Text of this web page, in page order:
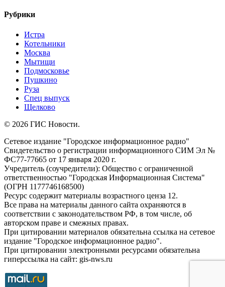
Рубрики
Истра
Котельники
Москва
Мытищи
Подмосковье
Пушкино
Руза
Спец выпуск
Щелково
© 2026 ГИС Новости.
Сетевое издание "Городское информационное радио"
Свидетельство о регистрации информационного СИМ Эл №
ФС77-77665 от 17 января 2020 г.
Учредитель (соучредители): Общество с ограниченной
ответственностью "Городская Информационная Система"
(ОГРН 1177746168500)
Ресурс содержит материалы возрастного ценза 12.
Все права на материалы данного сайта охраняются в
соответствии с законодательством РФ, в том числе, об
авторском праве и смежных правах.
При цитировании материалов обязательна ссылка на сетевое
издание "Городское информационное радио".
При цитировании электронными ресурсами обязательна
гиперссылка на сайт: gis-nws.ru